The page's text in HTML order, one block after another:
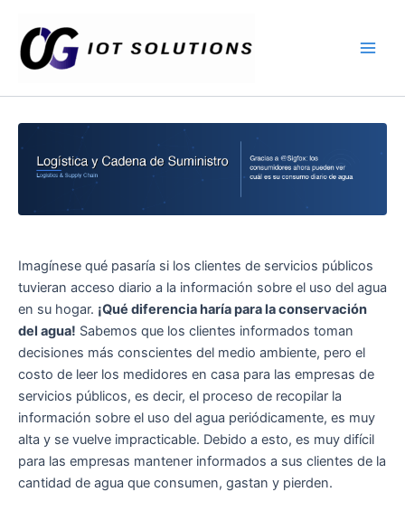
contenido
Imagínese qué pasaría si los clientes de servicios públicos
tuvieran acceso diario a la información sobre el uso del agua
en su hogar. ¡Qué diferencia haría para la conservación
del agua! Sabemos que los clientes informados toman
decisiones más conscientes del medio ambiente, pero el
costo de leer los medidores en casa para las empresas de
servicios públicos, es decir, el proceso de recopilar la
información sobre el uso del agua periódicamente, es muy
alta y se vuelve impracticable. Debido a esto, es muy difícil
para las empresas mantener informados a sus clientes de la
cantidad de agua que consumen, gastan y pierden.